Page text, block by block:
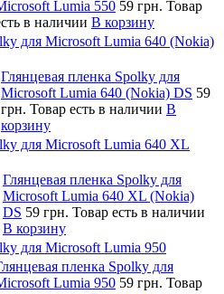
Lumia 550 59 грн. Товар
в наличии В корзину
для Microsoft Lumia 640 (Nokia)
Глянцевая пленка Spolky для
Microsoft Lumia 640 (Nokia) DS 59
грн. Товар есть в наличии В
корзину
для Microsoft Lumia 640 XL
Глянцевая пленка Spolky для
Microsoft Lumia 640 XL (Nokia)
DS 59 грн. Товар есть в наличии
В корзину
для Microsoft Lumia 950
пленка Spolky для
Lumia 950 59 грн. Товар